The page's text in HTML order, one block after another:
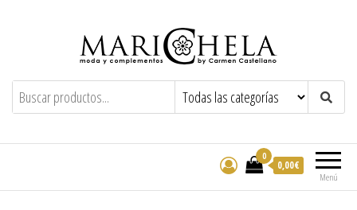
Marichela By Carmen Castellano
Menú
0
0,00€